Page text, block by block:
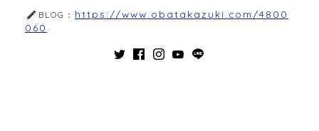
BLOG： https://www.obatakazuki.com/4800
060